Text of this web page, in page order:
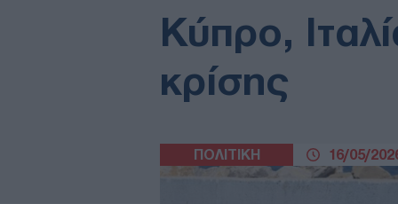
Κύπρο,
κρίσης
ΠΟΛΙΤΙΚΗ 16/05/